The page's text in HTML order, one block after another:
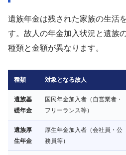
遺族年金は残された家族の生活
す。故人の年金加入状況と遺族
種類と金額が異なります。
種類 対象となる故人
遺族基
礎年金
国民年金加入者（自営業者・
フリーランス等）
遺族厚
生年金
厚生年金加入者（会社員・公
務員等）